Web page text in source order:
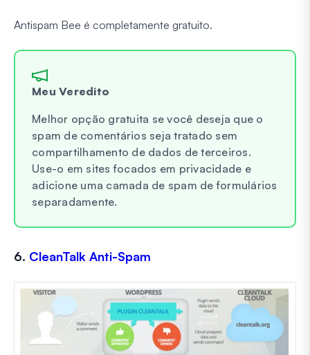
Antispam Bee é completamente gratuito.
Meu Veredito
Melhor opção gratuita se você deseja que o
spam de comentários seja tratado sem
compartilhamento de dados de terceiros.
Use-o em sites focados em privacidade e
adicione uma camada de spam de formulários
separadamente.
6. CleanTalk Anti-Spam